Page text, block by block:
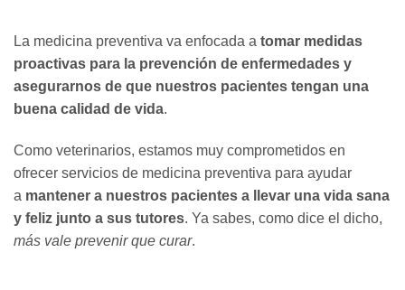
La medicina preventiva va enfocada a tomar medidas
proactivas para la prevención de enfermedades y
asegurarnos de que nuestros pacientes tengan una
buena calidad de vida.
Como veterinarios, estamos muy comprometidos en
ofrecer servicios de medicina preventiva para ayudar
a mantener a nuestros pacientes a llevar una vida sana
y feliz junto a sus tutores. Ya sabes, como dice el dicho,
más vale prevenir que curar.